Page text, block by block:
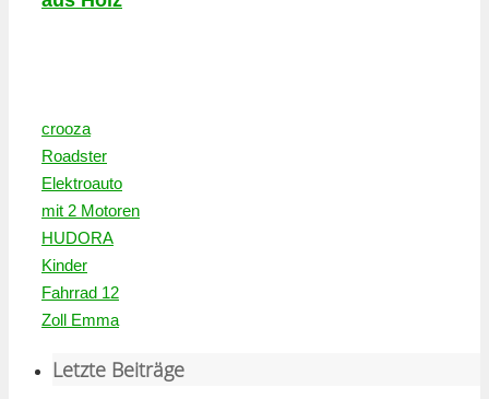
crooza
Roadster
Elektroauto
mit 2 Motoren
HUDORA
Kinder
Fahrrad 12
Zoll Emma
Letzte Beiträge